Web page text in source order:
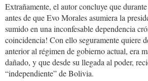
Extrañamente, el autor concluye que
antes de que Evo Morales asumiera la
sumido en una inconfesable dependencia
coincidencia! Con ello seguramente quiere
anterior al régimen de gobierno actual, era
dañado, y que desde su llegada al poder,
“independiente” de Bolivia.